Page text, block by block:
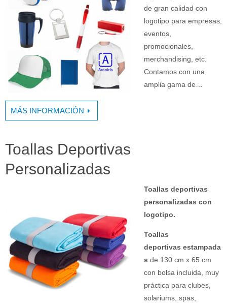
de gran calidad con
logotipo para empresas,
eventos,
promocionales,
merchandising, etc.
Contamos con una
amplia gama de…
MÁS INFORMACIÓN
Toallas Deportivas
Personalizadas
Toallas deportivas
personalizadas con
logotipo.
Toallas
deportivas estampada
s de 130 cm x 65 cm
con bolsa incluida, muy
práctica para clubes,
solariums, spas,